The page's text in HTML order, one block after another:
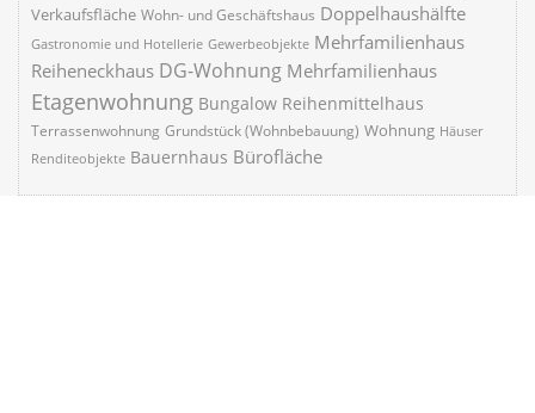
Verkaufsfläche Wohn- und Geschäftshaus Doppelhaushälfte
Gastronomie und Hotellerie Gewerbeobjekte Mehrfamilienhaus
Reiheneckhaus DG-Wohnung Mehrfamilienhaus
Etagenwohnung Bungalow Reihenmittelhaus
Terrassenwohnung Grundstück (Wohnbebauung) Wohnung Häuser
Renditeobjekte Bauernhaus Bürofläche